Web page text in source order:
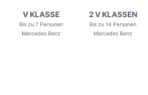
V KLASSE
Bis zu 7 Personen
Mercedes Benz
2 V KLASSEN
Bis zu 14 Personen
Mercedes Benz